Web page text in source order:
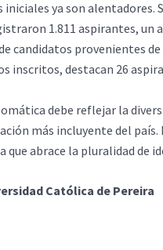
iniciales ya son alentadores.
1.811 aspirantes,
candidatos provenientes
inscritos, destacan 26
debe reflejar la
más incluyente del
que abrace la pluralidad de
Católica de Pereira